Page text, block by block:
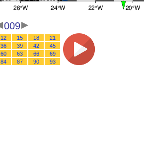
009
12 15 18
21
36 39 42
45
60 63 66
69
84 87 90 93